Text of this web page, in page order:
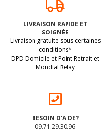
LIVRAISON RAPIDE ET
SOIGNÉE
Livraison gratuite sous certaines
conditions*
DPD Domicile et Point Retrait et
Mondial Relay
BESOIN D'AIDE?
09.71.29.30.96